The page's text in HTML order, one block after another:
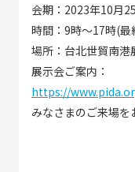
会期：2023年10月
時間：9時～17時(
場所：台北世貿南港
展示会ご案内：
https://
みなさまのご来場を